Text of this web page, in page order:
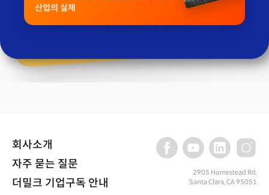
산업의 실체
회사소개
자주 묻는 질문
더밀크 기업구독 안내
2905 Homestead Rd,
Santa Clara, CA 95051